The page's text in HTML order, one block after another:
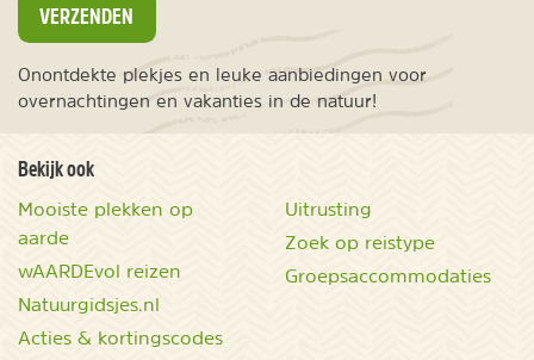
VERZENDEN
Onontdekte plekjes en leuke aanbiedingen voor
overnachtingen en vakanties in de natuur!
Bekijk ook
Mooiste plekken op
aarde
wAARDEvol reizen
Natuurgidsjes.nl
Acties & kortingscodes
Uitrusting
Zoek op reistype
Groepsaccommodaties